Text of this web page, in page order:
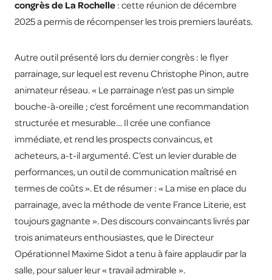
congrès de La Rochelle : cette réunion de décembre
2025 a permis de récompenser les trois premiers lauréats.
Autre outil présenté lors du dernier congrès : le flyer
parrainage, sur lequel est revenu Christophe Pinon, autre
animateur réseau. « Le parrainage n’est pas un simple
bouche-à-oreille ; c’est forcément une recommandation
structurée et mesurable… Il crée une confiance
immédiate, et rend les prospects convaincus, et
acheteurs, a-t-il argumenté. C’est un levier durable de
performances, un outil de communication maîtrisé en
termes de coûts ». Et de résumer : « La mise en place du
parrainage, avec la méthode de vente France Literie, est
toujours gagnante ». Des discours convaincants livrés par
trois animateurs enthousiastes, que le Directeur
Opérationnel Maxime Sidot a tenu à faire applaudir par la
salle, pour saluer leur « travail admirable ».